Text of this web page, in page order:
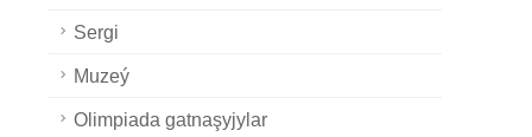
Sergi
Muzeý
Olimpiada gatnaşyjylar